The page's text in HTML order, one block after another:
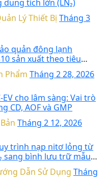
tích lớn (LN₂)
Lý Thiết Bị Tháng 3
quản đông lạnh
sản xuất theo tiêu
Phẩm Tháng 2 28, 2026
EV cho lâm sàng: Vai trò
CD, AOF và GMP
Tháng 2 12, 2026
trình nạp nitơ lỏng từ
sang bình lưu trữ mẫu
Dẫn Sử Dụng Tháng